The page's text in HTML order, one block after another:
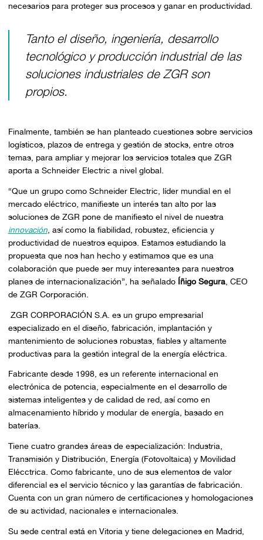
necesarios para proteger sus procesos y ganar en productividad.
Tanto el diseño, ingeniería, desarrollo
tecnológico y producción industrial de las
soluciones industriales de ZGR son
propios.
Finalmente, también se han planteado cuestiones sobre servicios
logísticos, plazos de entrega y gestión de stocks, entre otros
temas, para ampliar y mejorar los servicios totales que ZGR
aporta a Schneider Electric a nivel global.
“Que un grupo como Schneider Electric, líder mundial en el
mercado eléctrico, manifieste un interés tan alto por las
soluciones de ZGR pone de manifiesto el nivel de nuestra
innovación, así como la fiabilidad, robustez, eficiencia y
productividad de nuestros equipos. Estamos estudiando la
propuesta que nos han hecho y estimamos que es una
colaboración que puede ser muy interesantes para nuestros
planes de internacionalización”, ha señalado Íñigo Segura, CEO
de ZGR Corporación.
ZGR CORPORACIÓN S.A. es un grupo empresarial
especializado en el diseño, fabricación, implantación y
mantenimiento de soluciones robustas, fiables y altamente
productivas para la gestión integral de la energía eléctrica.
Fabricante desde 1998, es un referente internacional en
electrónica de potencia, especialmente en el desarrollo de
sistemas inteligentes y de calidad de red, así como en
almacenamiento híbrido y modular de energía, basado en
baterías.
Tiene cuatro grandes áreas de especialización: Industria,
Transmisión y Distribución, Energía (Fotovoltaica) y Movilidad
Elécctrica. Como fabricante, uno de sus elementos de valor
diferencial es el servicio técnico y las garantías de fabricación.
Cuenta con un gran número de certificaciones y homologaciones
de su actividad, nacionales e internacionales.
Su sede central está en Vitoria y tiene delegaciones en Madrid,